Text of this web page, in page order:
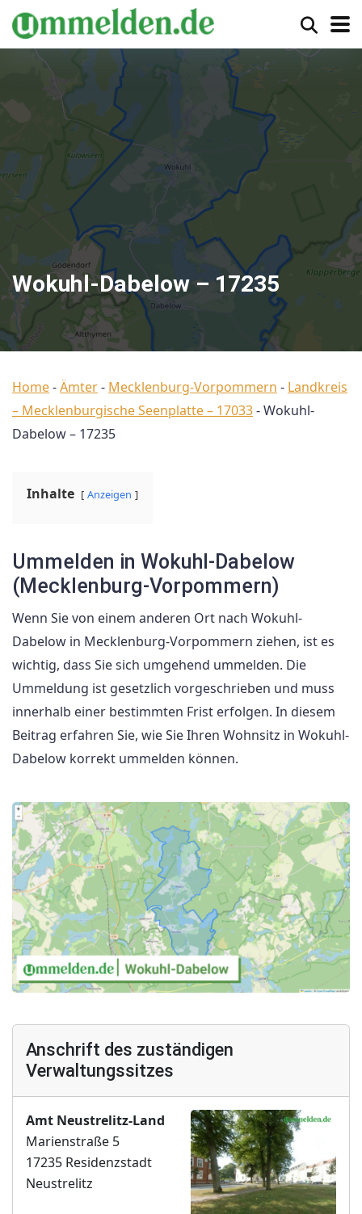
Wokuhl-Dabelow – 17235
Home-Ämter- Mecklenburg-Vorpommern - Landkreis
– Mecklenburgische Seenplatte – 17033-Wokuhl-
Dabelow – 17235
Inhalte Anzeigen
Ummelden in Wokuhl-Dabelow
(Mecklenburg-Vorpommern)
Wenn Sie von einem anderen Ort nach Wokuhl-
Dabelow in Mecklenburg-Vorpommern ziehen, ist es
wichtig, dass Sie sich umgehend ummelden. Die
Ummeldung ist gesetzlich vorgeschrieben und muss
innerhalb einer bestimmten Frist erfolgen. In diesem
Beitrag erfahren Sie, wie Sie Ihren Wohnsitz in Wokuhl-
Dabelow korrekt ummelden können.
Anschrift des zuständigen
Verwaltungssitzes
Amt Neustrelitz-Land
Marienstraße 5
17235 Residenzstadt
Neustrelitz